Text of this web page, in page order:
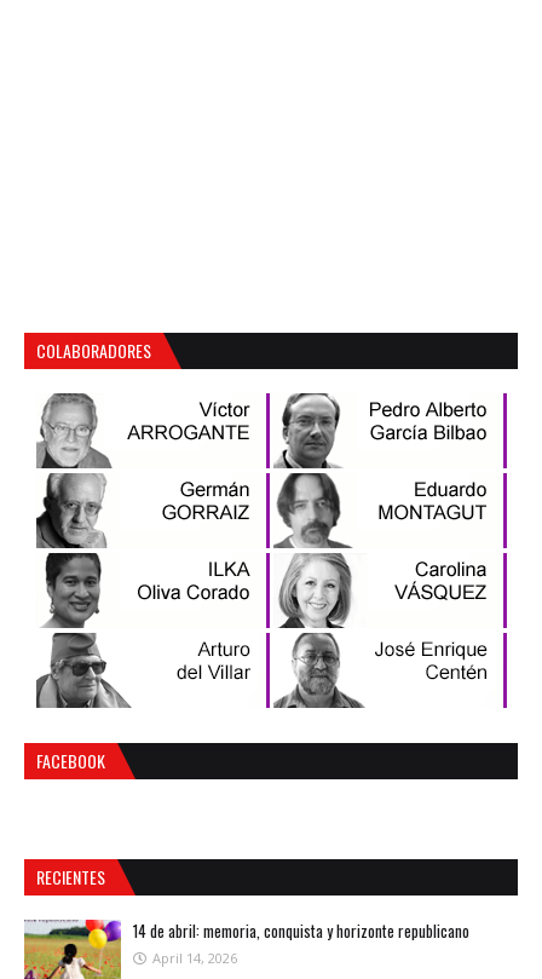
COLABORADORES
FACEBOOK
RECIENTES
14 de abril: memoria, conquista y horizonte republicano
April 14, 2026